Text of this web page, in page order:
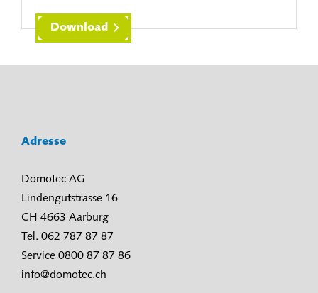
Download
Adresse
Domotec AG
Lindengutstrasse 16
CH 4663 Aarburg
Tel. 062 787 87 87
Service 0800 87 87 86
info@domotec.ch